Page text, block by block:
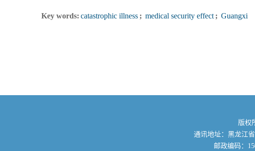
Key words: catastrophic illness ; medical security effect ; Guangxi
版权
通讯地址：黑龙江
邮政编码：